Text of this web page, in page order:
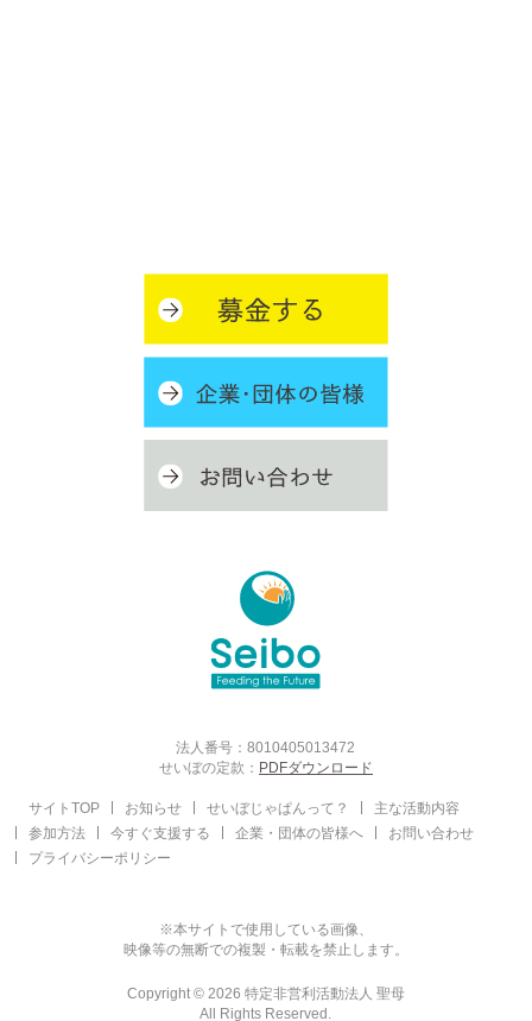
法人番号：8010405013472
せいぼの定款： PDFダウンロード
サイトTOP お知らせ せいぼじゃぱんって？
主な活動内容
参加方法
今すぐ支援する 企業・団体の皆様へ
お問い合わせ
プライバシーポリシー
※本サイトで使用している画像、
映像等の無断での複製・転載を禁止します。
Copyright © 2026 特定非営利活動法人 聖母
All Rights Reserved.